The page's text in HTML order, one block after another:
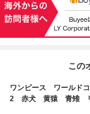
この
ワンピース ワールド
2 赤犬 黄猿 青雉 リ